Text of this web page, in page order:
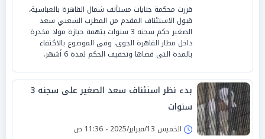
قررت محكمة جنايات مستأنف شمال القاهرة بالعباسية،
قبول الاستئناف المقدم من المطرب الشعبي سعد
الصغير حكم سجنه 3 سنوات بتهمة حيازة مواد مخدرة
داخل مطار القاهرة الجوى، وفي الموضوع بالاكتفاء
بالمدة التى قضاها وتخفيف الحكم لمدة 6 أشهر.
بدء نظر استئناف سعد الصغير على سجنه 3
سنوات
الخميس 13/فبراير/2025 - 11:36 ص